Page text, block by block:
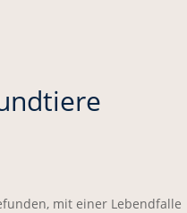
mit einer Lebendfalle